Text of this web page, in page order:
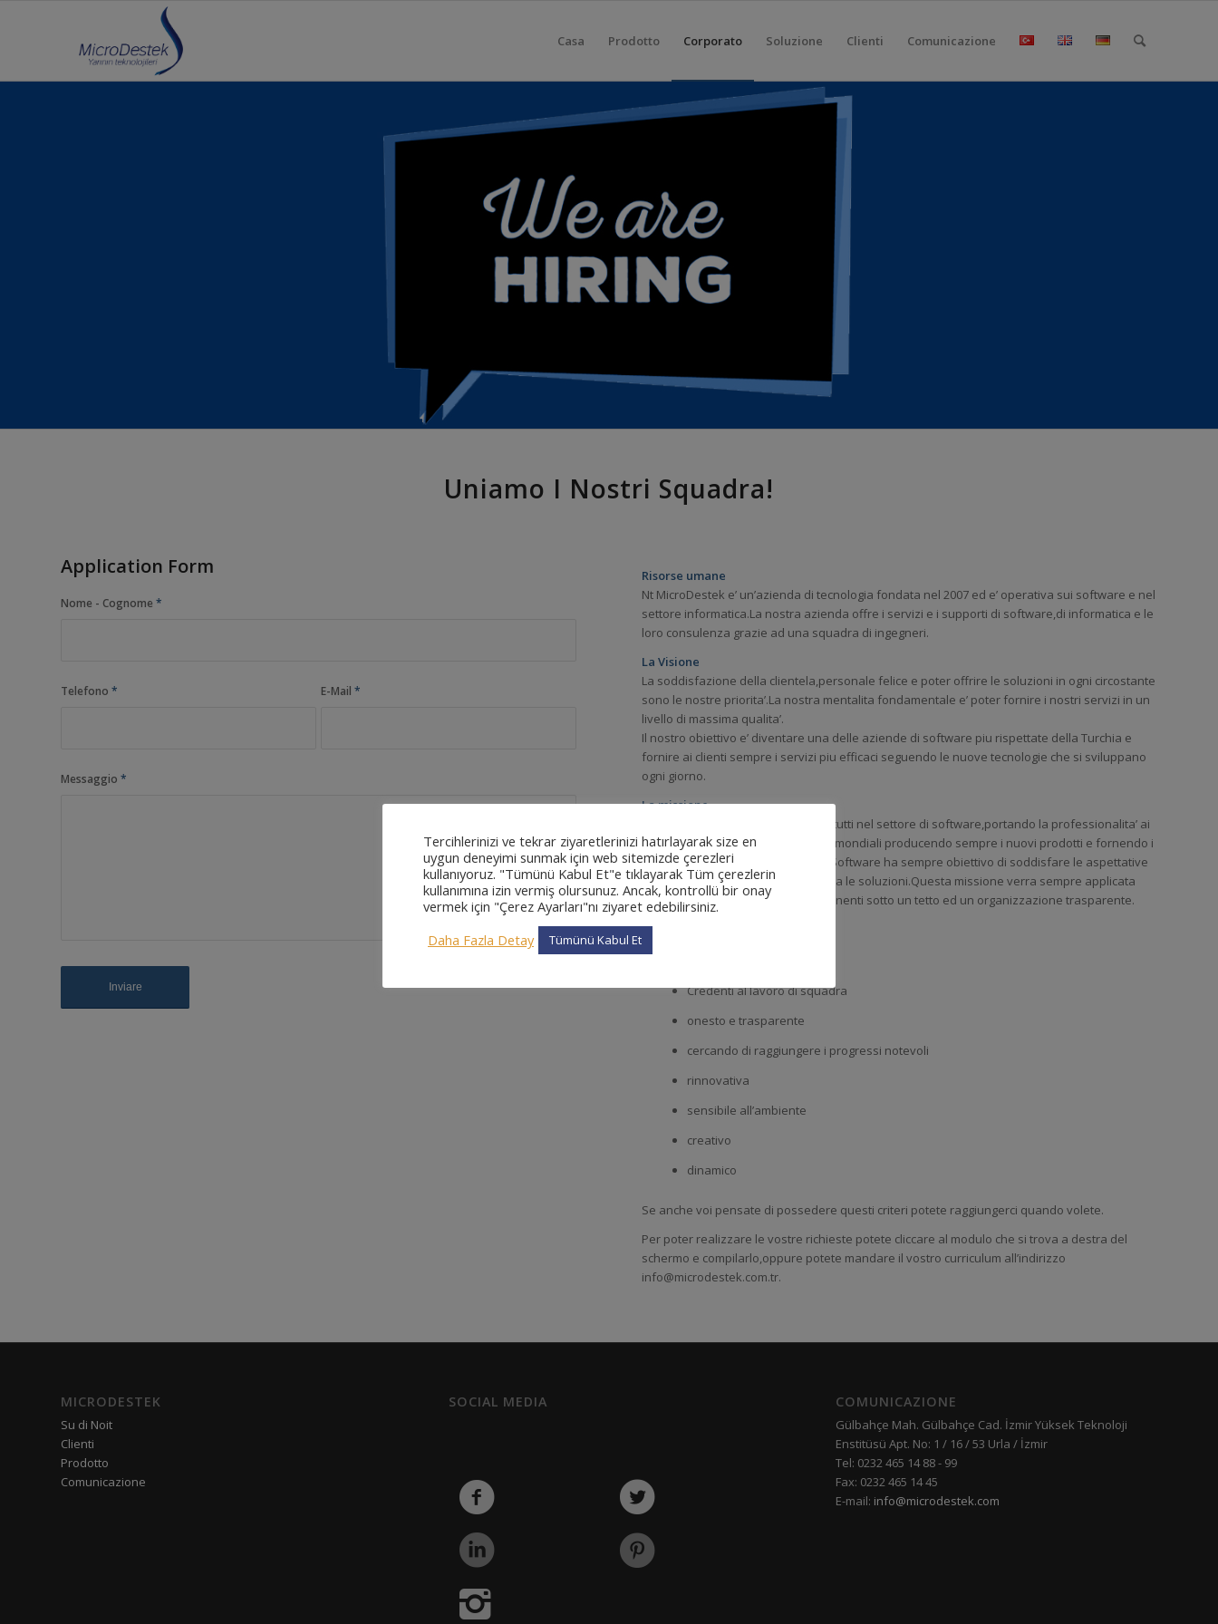
Casa Prodotto Corporato Soluzione Clienti Comunicazione
Uniamo I Nostri Squadra!
Application Form
Nome - Cognome *
Telefono * E-Mail*
Messaggio *
Risorse umane
Nt MicroDestek e’ un’azienda di tecnologia fondata nel 2007 ed e’ operativa sui software e nel
settore informatica.La nostra azienda offre i servizi e i supporti di software,di informatica e le
loro consulenza grazie ad una squadra di ingegneri.
La Visione
La soddisfazione della clientela,personale felice e poter offrire le soluzioni in ogni circostante
sono le nostre priorita’.La nostra mentalita fondamentale e’ poter fornire i nostri servizi in un
livello di massima qualita’.
Il nostro obiettivo e’ diventare una delle aziende di software piu rispettate della Turchia e
fornire ai clienti sempre i servizi piu efficaci seguendo le nuove tecnologie che si sviluppano
ogni giorno.
La missione
Esser seguita in tutta la Turchia da tutti nel settore di software,portando la professionalita’ ai
livelli alti e standartizzare nei livelli mondiali producendo sempre i nuovi prodotti e fornendo i
servizi rinnovativi.NT MicroDestek Software ha sempre obiettivo di soddisfare le aspettative
dei clienti e di unire con la tecnologia le soluzioni.Questa missione verra sempre applicata
con la collaborazione degli appartenenti sotto un tetto ed un organizzazione trasparente.
I nostri valori
Credenti al lavoro di squadra
onesto e trasparente
cercando di raggiungere i progressi notevoli
rinnovativa
sensibile all’ambiente
creativo
dinamico
Se anche voi pensate di possedere questi criteri potete raggiungerci quando volete.
Per poter realizzare le vostre richieste potete cliccare al modulo che si trova a destra del
schermo e compilarlo,oppure potete mandare il vostro curriculum all’indirizzo
info@microdestek.com.tr.
MICRODESTEK
Su di Noit
Clienti
Prodotto
Comunicazione
SOCIAL MEDIA COMUNICAZIONE
Gülbahçe Mah. Gülbahçe Cad. İzmir Yüksek Teknoloji
Enstitüsü Apt. No: 1 / 16 / 53 Urla / İzmir
Tel: 0232 465 14 88 - 99
Fax: 0232 465 14 45
E-mail: info@microdestek.com
Tercihlerinizi ve tekrar ziyaretlerinizi hatırlayarak size en
uygun deneyimi sunmak için web sitemizde çerezleri
kullanıyoruz. "Tümünü Kabul Et"e tıklayarak Tüm çerezlerin
kullanımına izin vermiş olursunuz. Ancak, kontrollü bir onay
vermek için "Çerez Ayarları"nı ziyaret edebilirsiniz.
Daha Fazla Detay
Tümünü Kabul Et